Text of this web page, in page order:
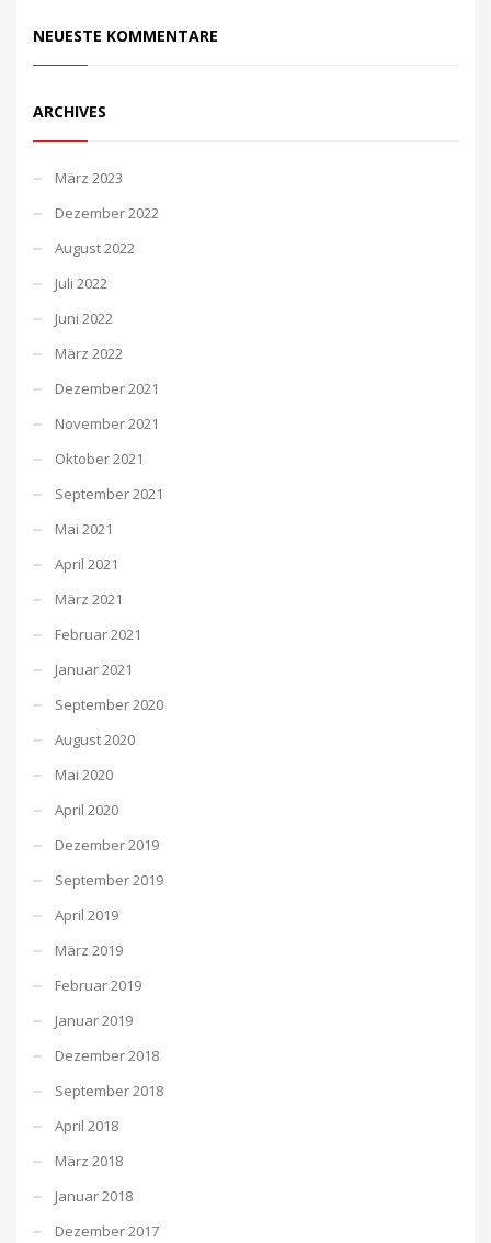
NEUESTE KOMMENTARE
ARCHIVES
März 2023
Dezember 2022
August 2022
Juli 2022
Juni 2022
März 2022
Dezember 2021
November 2021
Oktober 2021
September 2021
Mai 2021
April 2021
März 2021
Februar 2021
Januar 2021
September 2020
August 2020
Mai 2020
April 2020
Dezember 2019
September 2019
April 2019
März 2019
Februar 2019
Januar 2019
Dezember 2018
September 2018
April 2018
März 2018
Januar 2018
Dezember 2017